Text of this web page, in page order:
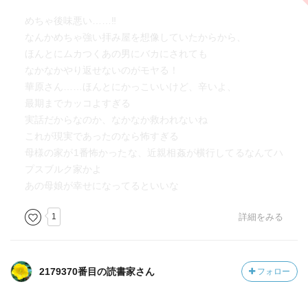
めちゃ後味悪い……‼️
なんかめちゃ強い拝み屋を想像していたからから、
ほんとにムカつくあの男にバカにされても
なかなかやり返せないのがモヤる！
華原さん……ほんとにかっこいいけど、辛いよ、
最期までカッコよすぎる
実話だからなのか、なかなか救われないね
これが現実であったのなら怖すぎる
母様の家が1番怖かったな、近親相姦が横行してるなんてハ
プスブルク家かよ
あの母娘が幸せになってるといいな
1 詳細をみる
2179370番目の読書家さん フォロー